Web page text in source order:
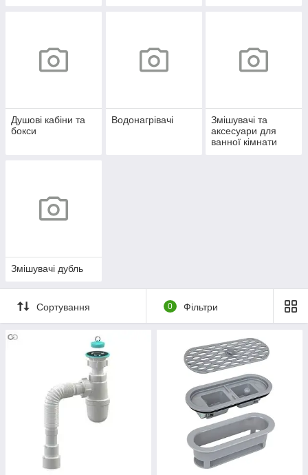
Душові кабіни та
бокси
Водонагрівачі
Змішувачі та
аксесуари для
ванної кімнати
Змішувачі дубль
Сортування 0 Фільтри